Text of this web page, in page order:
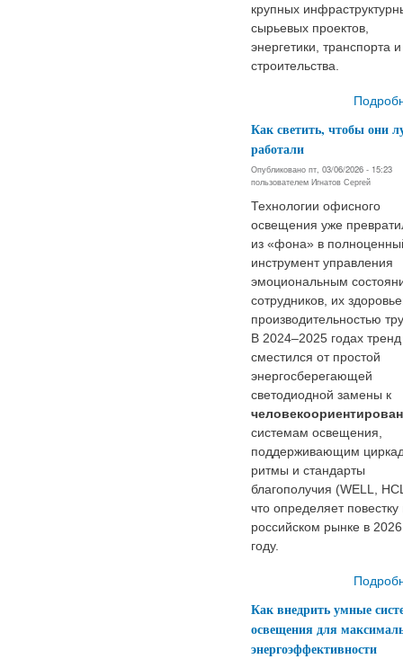
крупных
сырьевых проектов,
энергетики, транспорта и
строительства.
Как светить, чтобы они
работали
Опубликовано пт, 03/06/2026 - 15:23
пользователем Игнатов Сергей
Технологии офисного
освещения уже
из «фона» в
инструмент управления
эмоциональным
сотрудников, их
производительностью
В 2024–2025 годах тренд
сместился от простой
энергосберегающей
светодиодной замены к
системам освещения,
поддерживающим
ритмы и стандарты
благополучия (WELL,
что определяет повестку
российском рынке в 2026
году.
Как внедрить умные
освещения для
энергоэффективности